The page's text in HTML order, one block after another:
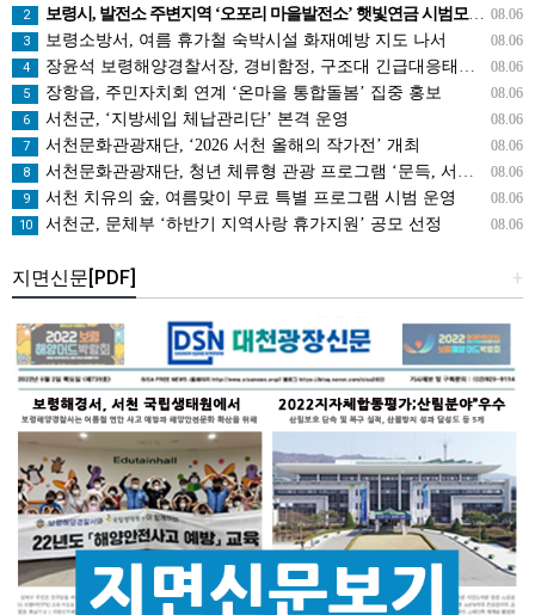
08.06
2 보령시, 발전소 주변지역 ‘오포리 마을발전소’ 햇빛연금 시범모델 선보인다!
08.06
3 보령소방서, 여름 휴가철 숙박시설 화재예방 지도 나서
08.06
4 장윤석 보령해양경찰서장, 경비함정, 구조대 긴급대응태세 지휘관 현장점검
08.06
5 장항읍, 주민자치회 연계 ‘온마을 통합돌봄’ 집중 홍보
08.06
6 서천군, ‘지방세입 체납관리단’ 본격 운영
08.06
7 서천문화관광재단, ‘2026 서천 올해의 작가전’ 개최
08.06
8 서천문화관광재단, 청년 체류형 관광 프로그램 ‘문득, 서천’ 운영
08.06
9 서천 치유의 숲, 여름맞이 무료 특별 프로그램 시범 운영
08.06
10 서천군, 문체부 ‘하반기 지역사랑 휴가지원’ 공모 선정
+
지면신문[PDF]